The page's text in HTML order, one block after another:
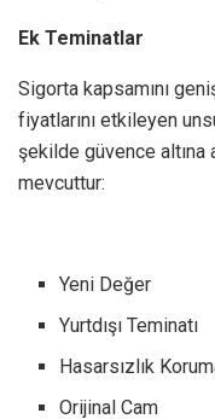
Ek Teminatlar
Sigorta kapsamını
fiyatlarını etkileyen
şekilde güvence altına
mevcuttur:
Yeni Değer
Yurtdışı Teminatı
Hasarsızlık
Orijinal Cam